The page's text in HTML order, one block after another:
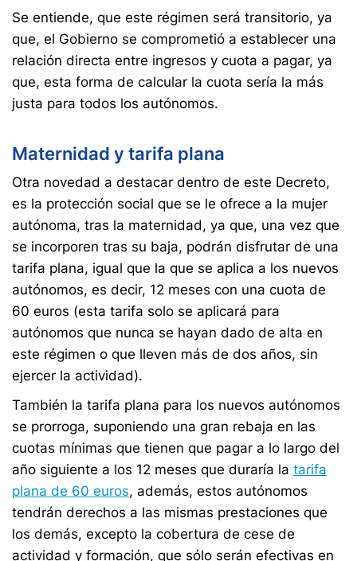
Se entiende, que este régimen será transitorio, ya
que, el Gobierno se comprometió a establecer una
relación directa entre ingresos y cuota a pagar, ya
que, esta forma de calcular la cuota sería la más
justa para todos los autónomos.
Maternidad y tarifa plana
Otra novedad a destacar dentro de este Decreto,
es la protección social que se le ofrece a la mujer
autónoma, tras la maternidad, ya que, una vez que
se incorporen tras su baja, podrán disfrutar de una
tarifa plana, igual que la que se aplica a los nuevos
autónomos, es decir, 12 meses con una cuota de
60 euros (esta tarifa solo se aplicará para
autónomos que nunca se hayan dado de alta en
este régimen o que lleven más de dos años, sin
ejercer la actividad).
También la tarifa plana para los nuevos autónomos
se prorroga, suponiendo una gran rebaja en las
cuotas mínimas que tienen que pagar a lo largo del
año siguiente a los 12 meses que duraría la tarifa
plana de 60 euros, además, estos autónomos
tendrán derechos a las mismas prestaciones que
los demás, excepto la cobertura de cese de
actividad y formación, que sólo serán efectivas en